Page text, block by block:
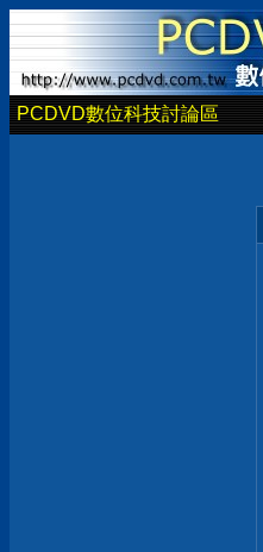
PCDVD數位科技討論區